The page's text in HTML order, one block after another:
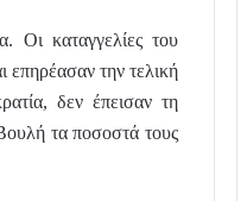
Οι καταγγελίες του
επηρέασαν την τελική
δεν έπεισαν τη
τα ποσοστά τους